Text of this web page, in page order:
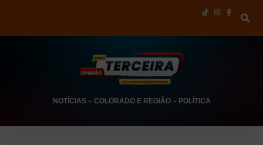
NOTÍCIAS– COLORADO E REGIÃO– POLÍTICA